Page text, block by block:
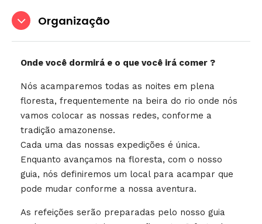
Organização
Onde você dormirá e o que você irá comer ?
Nós acamparemos todas as noites em plena
floresta, frequentemente na beira do rio onde nós
vamos colocar as nossas redes, conforme a
tradição amazonense.
Cada uma das nossas expedições é única.
Enquanto avançamos na floresta, com o nosso
guia, nós definiremos um local para acampar que
pode mudar conforme a nossa aventura.
As refeições serão preparadas pelo nosso guia